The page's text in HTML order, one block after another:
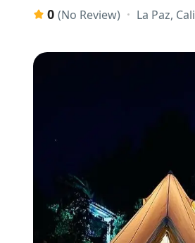
0 (No Review) La Paz,